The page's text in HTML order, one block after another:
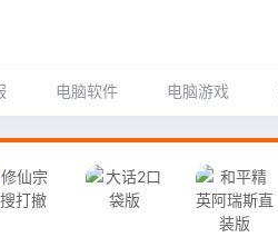
电脑软件 电脑游戏